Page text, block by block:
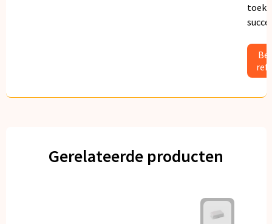
Gerelateerde producten